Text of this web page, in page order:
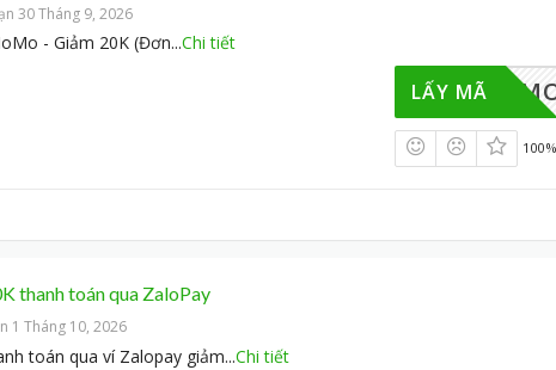
30 Tháng 9, 2026
- Giảm 20K (Đơn...Chi tiết
LẤY MÃ
thanh toán qua ZaloPay
1 Tháng 10, 2026
toán qua ví Zalopay giảm...Chi tiết